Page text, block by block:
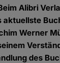
Alibri
aktuellste
Werner
des